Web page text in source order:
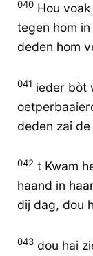
040 Hou
tegen hom
deden hom
041 ieder bòt
deden zai
042 t Kwam
haand in
dij dag, dou
043 dou hai